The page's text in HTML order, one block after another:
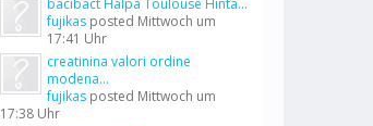
bacibact Halpa Toulouse Hinta...
fujikas posted Mittwoch um
17:41 Uhr
creatinina valori ordine
modena...
fujikas posted Mittwoch um
17:38 Uhr